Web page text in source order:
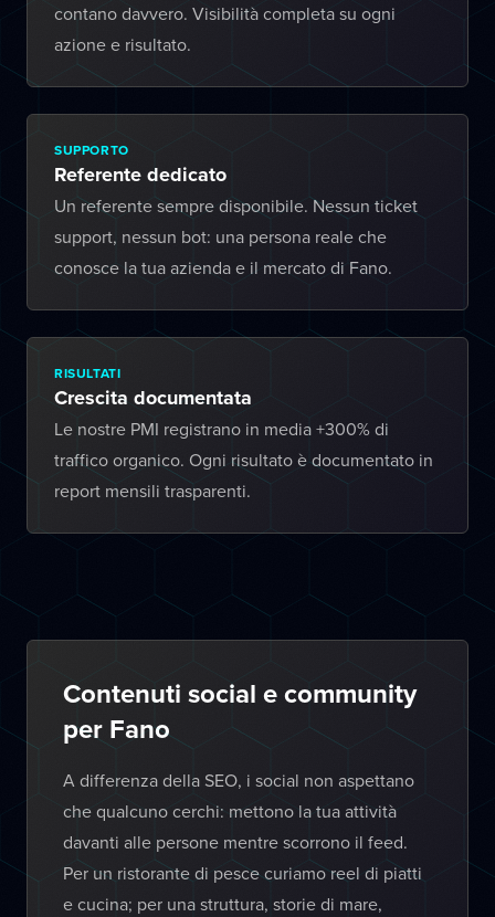
contano davvero. Visibilità completa su ogni
azione e risultato.
SUPPORTO
Referente dedicato
Un referente sempre disponibile. Nessun ticket
support, nessun bot: una persona reale che
conosce la tua azienda e il mercato di Fano.
RISULTATI
Crescita documentata
Le nostre PMI registrano in media +300% di
traffico organico. Ogni risultato è documentato in
report mensili trasparenti.
Contenuti social e community
per Fano
A differenza della SEO, i social non aspettano
che qualcuno cerchi: mettono la tua attività
davanti alle persone mentre scorrono il feed.
Per un ristorante di pesce curiamo reel di piatti
e cucina; per una struttura, storie di mare,